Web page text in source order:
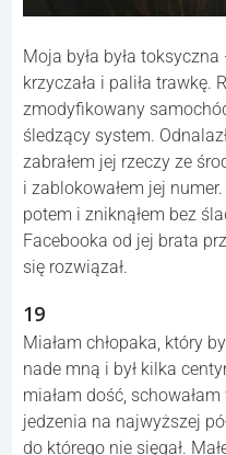
Moja była była
krzyczała i paliła trawkę.
zmodyfikowany
śledzący system.
zabrałem jej rzeczy ze
i zablokowałem jej
potem i zniknąłem bez
Facebooka od jej brata
się rozwiązał.
19
Miałam chłopaka, który
nade mną i był kilka
miałam dość,
jedzenia na najwyższej
do którego nie sięgał.